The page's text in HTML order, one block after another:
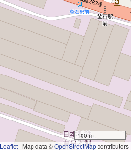
100 m
Leaflet | Map data ©OpenStreetMapcontributors